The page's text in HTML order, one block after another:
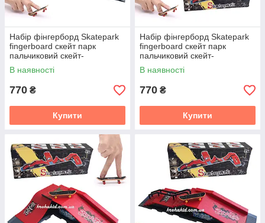
Набір фінгерборд Skatepark
fingerboard скейт парк
пальчиковий скейт-
фінгерборд 2 скейти у
комплекті
В наявності
770 ₴
Купити
Набір фінгерборд Skatepark
fingerboard скейт парк
пальчиковий скейт-
фінгерборд 2 скейти у
комплекті
В наявності
770 ₴
Купити